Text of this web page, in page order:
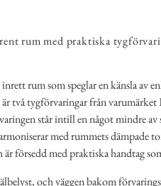
rum med praktiska
rum som speglar en känsla av
två tygförvaringar från varumärket
står intill en något mindre av
med rummets dämpade
försedd med praktiska handtag
och väggen bakom